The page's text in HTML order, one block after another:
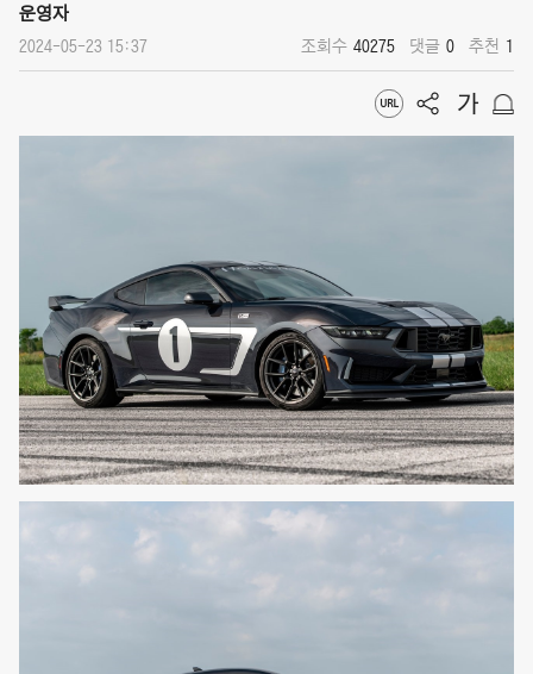
운영자
2024-05-23 15:37 조회수 40275 댓글 0 추천 1